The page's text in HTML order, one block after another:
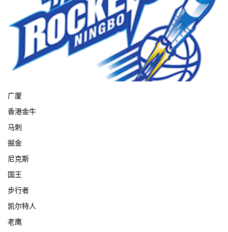
广厦
香港金牛
马刺
掘金
尼克斯
国王
步行者
凯尔特人
老鹰